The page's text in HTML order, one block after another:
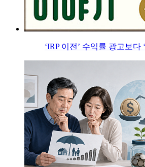
‘IRP 이전’ 수익률 광고보다